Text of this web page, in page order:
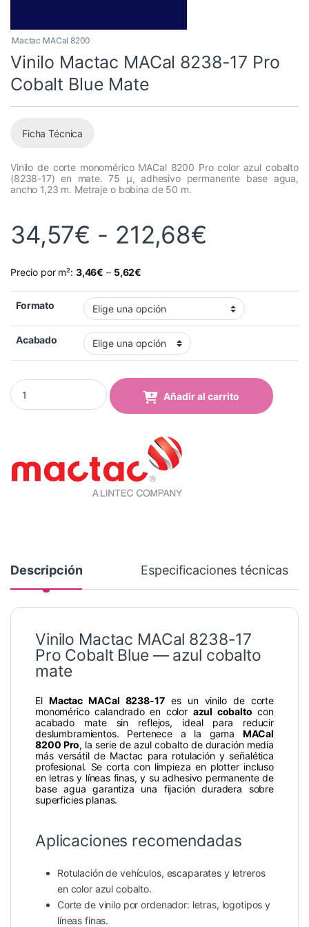
Mactac MACal 8200
Vinilo Mactac MACal 8238-17 Pro
Cobalt Blue Mate
Ficha Técnica
Vinilo de corte monomérico MACal 8200 Pro color azul cobalto
(8238-17) en mate. 75 µ, adhesivo permanente base agua,
ancho 1,23 m. Metraje o bobina de 50 m.
34,57€ - 212,68€
Precio por m²: 3,46€ – 5,62€
Formato
Acabado
Vinilo Mactac MACal 8238-17 Pro Cobalt Blue Mate quantity
Añadir al carrito
Descripción Especificaciones técnicas
Vinilo Mactac MACal 8238-17
Pro Cobalt Blue — azul cobalto
mate
El Mactac MACal 8238-17es un vinilo de corte
monomérico calandrado en color azul cobalto con
acabado mate sin reflejos, ideal para reducir
deslumbramientos. Pertenece a la gama MACal
8200 Pro, la serie de azul cobalto de duración media
más versátil de Mactac para rotulación y señalética
profesional. Se corta con limpieza en plotter incluso
en letras y líneas finas, y su adhesivo permanente de
base agua garantiza una fijación duradera sobre
superficies planas.
Aplicaciones recomendadas
Rotulación de vehículos, escaparates y letreros
en color azul cobalto.
Corte de vinilo por ordenador: letras, logotipos y
líneas finas.